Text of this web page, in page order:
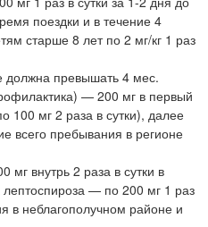
поездки и в течение 4
старше 8 лет по 2 мг/кг 1 раз
должна превышать 4 мес.
— 200 мг в первый
100 мг 2 раза в сутки), далее
всего пребывания в регионе
внутрь 2 раза в сутки в
лептоспироза — по 200 мг 1 раз
в неблагополучном районе и